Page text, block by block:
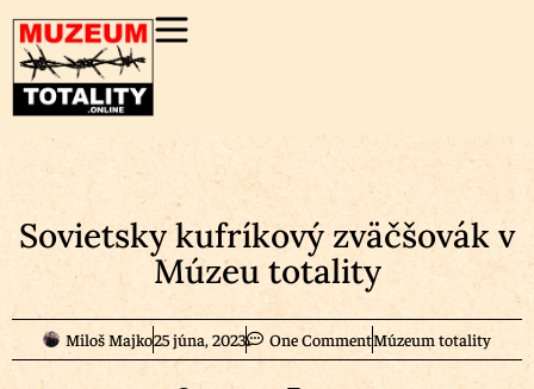
Sovietsky kufríkový zväčšovák v
Múzeu totality
Miloš Majko25 júna, 2023 One CommentMúzeum totality